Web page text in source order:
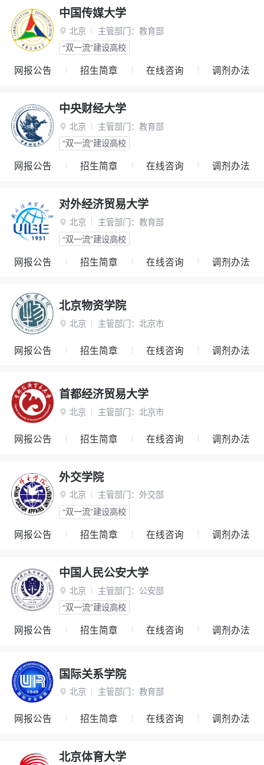
中国传媒大学
 北京 主管部门： 教育部
“双一流”建设高校
网报公告 招生简章 在线咨询 调剂办法
中央财经大学
 北京 主管部门： 教育部
“双一流”建设高校
网报公告 招生简章 在线咨询 调剂办法
对外经济贸易大学
 北京 主管部门： 教育部
“双一流”建设高校
网报公告 招生简章 在线咨询 调剂办法
北京物资学院
 北京 主管部门： 北京市
网报公告 招生简章 在线咨询 调剂办法
首都经济贸易大学
 北京 主管部门： 北京市
网报公告 招生简章 在线咨询 调剂办法
外交学院
 北京 主管部门： 外交部
“双一流”建设高校
网报公告 招生简章 在线咨询 调剂办法
中国人民公安大学
 北京 主管部门： 公安部
“双一流”建设高校
网报公告 招生简章 在线咨询 调剂办法
国际关系学院
 北京 主管部门： 教育部
网报公告 招生简章 在线咨询 调剂办法
北京体育大学